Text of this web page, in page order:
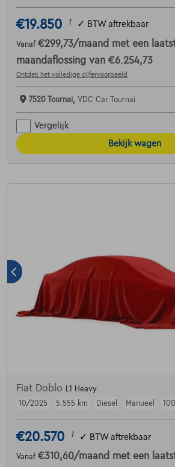
€19.850 1 ✓ BTW aftrekbaar
Vanaf €299,73/maand met een
maandaflossing van €6.254,73
Ontdek het volledige cijfervoorbeeld
7520 Tournai, VDC Car Tournai
Vergelijk
Bekijk wagen
Fiat Doblo L1 Heavy
10/2025
5.555 km Diesel Manueel
€20.570 1 ✓ BTW aftrekbaar
Vanaf €310,60/maand met een